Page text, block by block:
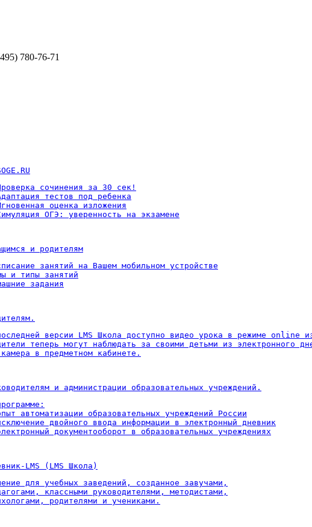
780-76-71
сочинения за 30 сек!
тестов под ребенка
оценка изложения
ОГЭ: уверенность на экзамене
и родителям
занятий на Вашем мобильном устройстве
и типы занятий
задания
версии LMS Школа доступно видео урока в режиме online
теперь могут наблюдать за своими детьми из электронного
в предметном кабинете.
и администрации образовательных учреждений.
автоматизации образовательных учреждений России
двойного ввода информации в электронный дневник
документооборот в образовательных учреждениях
LMS (LMS Школа)
для учебных заведений, созданное завучами,
классными руководителями, методистами,
родителями и учениками.